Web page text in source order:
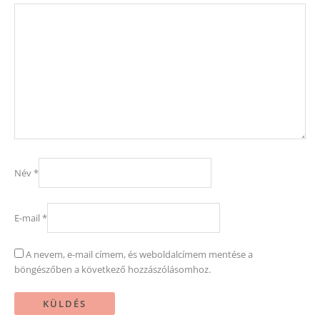
Név*
E-mail *
A nevem, e-mail címem, és weboldalcímem mentése a
böngészőben a következő hozzászólásomhoz.